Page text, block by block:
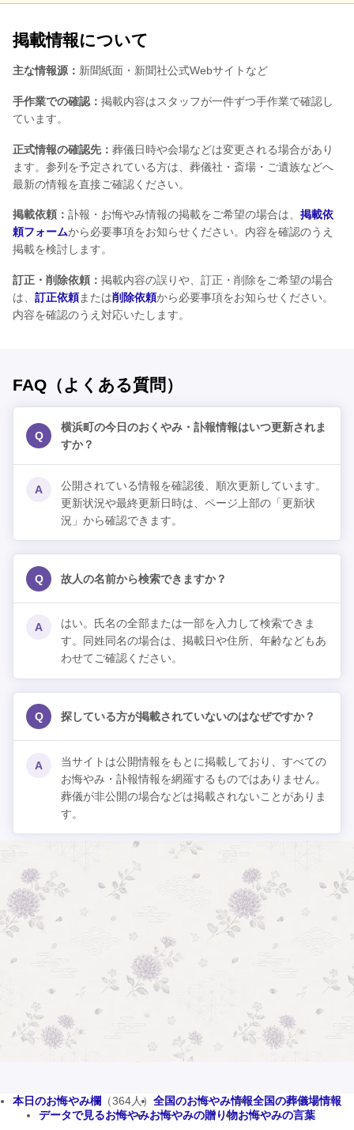
掲載情報について
主な情報源： 新聞紙面・新聞社公式Webサイトなど
手作業での確認： 掲載内容はスタッフが一件ずつ手作業で確認し
ています。
正式情報の確認先： 葬儀日時や会場などは変更される場合があり
ます。参列を予定されている方は、葬儀社・斎場・ご遺族などへ
最新の情報を直接ご確認ください。
掲載依頼： 訃報・お悔やみ情報の掲載をご希望の場合は、 掲載依
頼フォームから必要事項をお知らせください。内容を確認のうえ
掲載を検討します。
訂正・削除依頼： 掲載内容の誤りや、訂正・削除をご希望の場合
は、 訂正依頼または削除依頼から必要事項をお知らせください。
内容を確認のうえ対応いたします。
FAQ（よくある質問）
Q
横浜町の今日のおくやみ・訃報情報はいつ更新されま
すか？
A
公開されている情報を確認後、順次更新しています。
更新状況や最終更新日時は、ページ上部の「更新状
況」から確認できます。
Q 故人の名前から検索できますか？
A
はい。氏名の全部または一部を入力して検索できま
す。同姓同名の場合は、掲載日や住所、年齢などもあ
わせてご確認ください。
Q 探している方が掲載されていないのはなぜですか？
A
当サイトは公開情報をもとに掲載しており、すべての
お悔やみ・訃報情報を網羅するものではありません。
葬儀が非公開の場合などは掲載されないことがありま
す。
本日のお悔やみ欄 （364人） 全国のお悔やみ情報全国の葬儀場情報
データで見るお悔やみお悔やみの贈り物お悔やみの言葉